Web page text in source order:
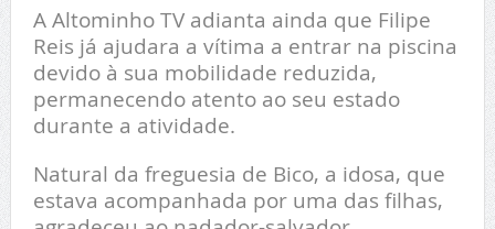
A Altominho TV adianta ainda que Filipe
Reis já ajudara a vítima a entrar na piscina
devido à sua mobilidade reduzida,
permanecendo atento ao seu estado
durante a atividade.
Natural da freguesia de Bico, a idosa, que
estava acompanhada por uma das filhas,